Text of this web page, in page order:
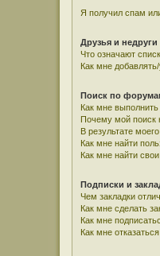
Я получил спам
Друзья и недруги
Что означают
Как мне
Поиск по
Как мне
Почему мой поиск
В результате
Как мне найти
Как мне найти
Подписки и
Чем закладки
Как мне сделать
Как мне
Как мне